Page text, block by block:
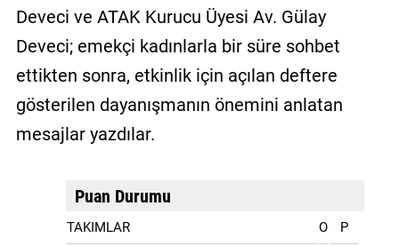
Deveci ve ATAK Kurucu Üyesi Av. Gülay
Deveci; emekçi kadınlarla bir süre sohbet
ettikten sonra, etkinlik için açılan deftere
gösterilen dayanışmanın önemini anlatan
mesajlar yazdılar.
Puan Durumu
TAKIMLAR O P